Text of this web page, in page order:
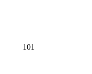
101